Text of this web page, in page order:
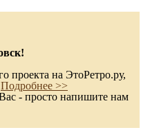
проекта на ЭтоРетро.ру,
Подробнее >>
- просто напишите нам